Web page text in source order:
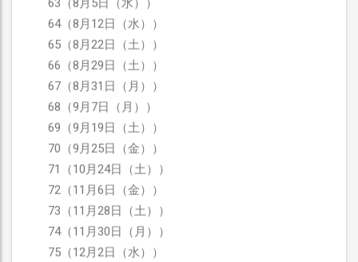
63（8月5日（水））
64（8月12日（水））
65（8月22日（土））
66（8月29日（土））
67（8月31日（月））
68（9月7日（月））
69（9月19日（土））
70（9月25日（金））
71（10月24日（土））
72（11月6日（金））
73（11月28日（土））
74（11月30日（月））
75（12月2日（水））